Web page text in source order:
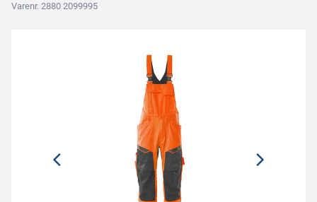
Varenr. 2880 2099995